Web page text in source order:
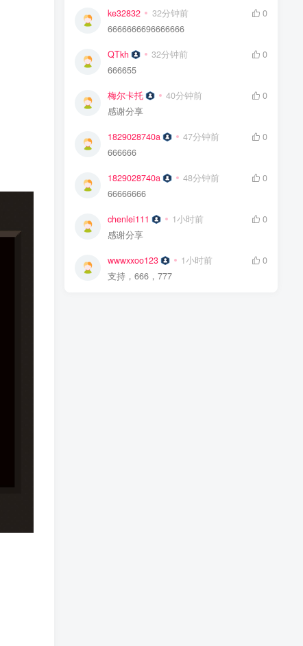
ke32832 32分钟前
0
6666666696666666
QTkh 32分钟前
0
666655
梅尔卡托 40分钟前
0
感谢分享
1829028740a 47分钟前
0
666666
1829028740a 48分钟前
0
66666666
chenlei111 1小时前
0
感谢分享
wwwxxoo123 1小时前
0
支持，666，777